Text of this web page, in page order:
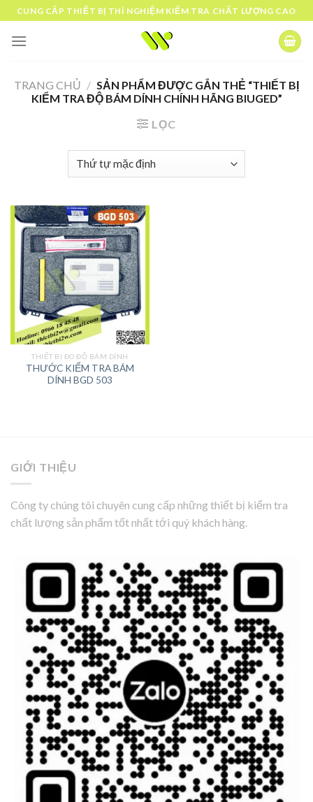
Skip
to
content
CUNG CẤP THIẾT BỊ THÍ NGHIỆM KIỂM TRA CHẤT LƯỢNG CAO
TRANG CHỦ / SẢN PHẨM ĐƯỢC GẮN THẺ “THIẾT BỊ
KIỂM TRA ĐỘ BÁM DÍNH CHÍNH HÃNG BIUGED”
LỌC
THIẾT BỊ ĐO ĐỘ BÁM DÍNH
THƯỚC KIỂM TRA BÁM
DÍNH BGD 503
GIỚI THIỆU
Công ty chúng tôi chuyên cung cấp những thiết bị kiểm tra
chất lượng sản phẩm tốt nhất tới quý khách hàng.